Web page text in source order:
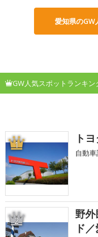
愛知県のGW
GW人気スポットランキン
1 ト
自動
2
野
ド